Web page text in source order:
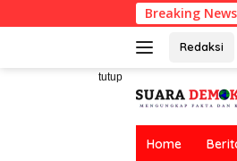
ke
Breaking News
Redaksi
tutup
Home